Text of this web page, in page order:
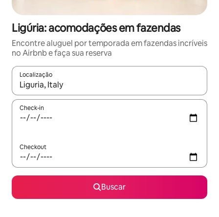
Ligúria: acomodações em fazendas
Encontre aluguel por temporada em fazendas incríveis
no Airbnb e faça sua reserva
Localização
Quando os resultados estiverem disponíveis, explore-os
Check-in
Checkout
Buscar